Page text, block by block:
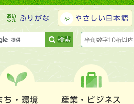
ふりがな やさしい日本語
検索
ち・環境 産業・ビジネス